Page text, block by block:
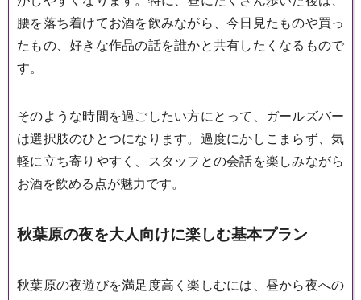
腰を落ち着けてお酒を飲みながら、今日見たものや買っ
たもの、好きな作品の話を誰かと共有したくなるもので
す。
そのような時間を過ごしたい方にとって、ガールズバー
は選択肢のひとつになります。過度にかしこまらず、気
軽に立ち寄りやすく、スタッフとの会話を楽しみながら
お酒を飲める点が魅力です。
秋葉原の夜を大人向けに楽しむ基本プラン
秋葉原の夜遊びを満足度高く楽しむには、昼から夜への